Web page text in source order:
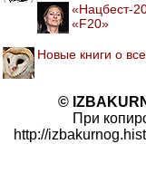
«Нацбест-
«F20»
Новые книги о
©
При
http://